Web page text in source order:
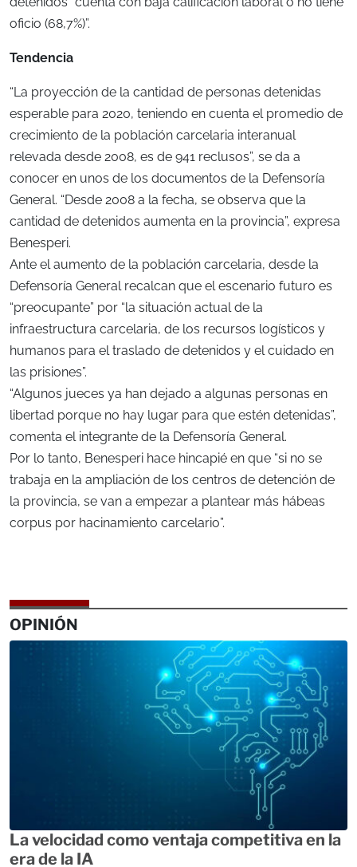
oficio (68,7%)”.
Tendencia
“La proyección de la cantidad de personas detenidas
esperable para 2020, teniendo en cuenta el promedio de
crecimiento de la población carcelaria interanual
relevada desde 2008, es de 941 reclusos”, se da a
conocer en unos de los documentos de la Defensoría
General. “Desde 2008 a la fecha, se observa que la
cantidad de detenidos aumenta en la provincia”, expresa
Benesperi.
Ante el aumento de la población carcelaria, desde la
Defensoría General recalcan que el escenario futuro es
“preocupante” por “la situación actual de la
infraestructura carcelaria, de los recursos logísticos y
humanos para el traslado de detenidos y el cuidado en
las prisiones”.
“Algunos jueces ya han dejado a algunas personas en
libertad porque no hay lugar para que estén detenidas”,
comenta el integrante de la Defensoría General.
Por lo tanto, Benesperi hace hincapié en que “si no se
trabaja en la ampliación de los centros de detención de
la provincia, se van a empezar a plantear más hábeas
corpus por hacinamiento carcelario”.
OPINIÓN
La velocidad como ventaja competitiva en la
era de la IA